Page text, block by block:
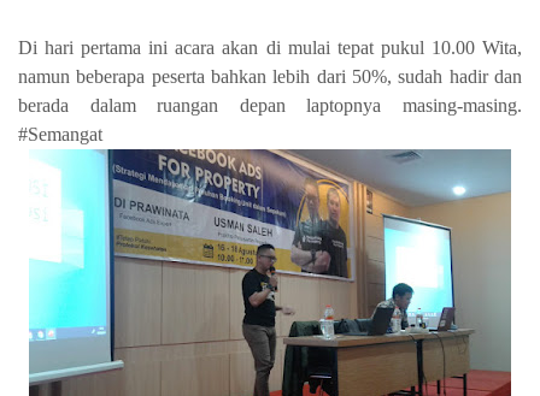
Di hari pertama ini acara akan di mulai tepat pukul 10.00 Wita,
namun beberapa peserta bahkan lebih dari 50%, sudah hadir dan
berada dalam ruangan depan laptopnya masing-masing.
#Semangat